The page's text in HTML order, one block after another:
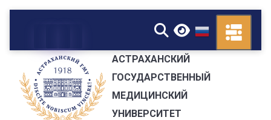
▼
АСТРАХАНСКИЙ
ГОСУДАРСТВЕННЫЙ
МЕДИЦИНСКИЙ
УНИВЕРСИТЕТ